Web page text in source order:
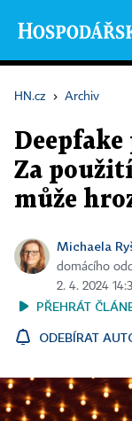
HN.cz › Archiv
Za
může
Michaela
domácího
2. 4. 2024
PŘEHRÁT
ODEBÍRAT